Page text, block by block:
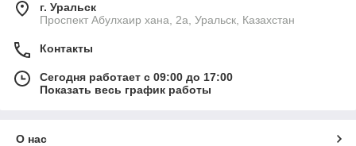
г. Уральск
Проспект Абулхаир хана, 2а, Уральск, Казахстан
Контакты
Сегодня работает с 09:00 до 17:00
Показать весь график работы
О нас